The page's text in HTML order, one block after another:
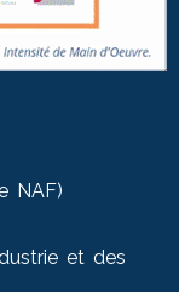
NAF)
et des